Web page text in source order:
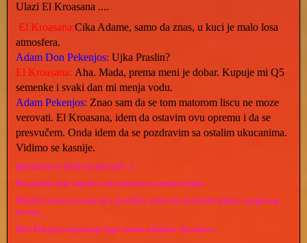
Ulazi El Kroasana ....
El Kroasana:Cika Adame, samo da znas, u kuci je malo losa
atmosfera.
Adam Don Pekenjos: Ujka Praslin?
El Kroasana: Aha. Mada, prema meni je dobar. Kupuje mi Q5
semenke i svaki dan mi menja vodu.
Adam Pekenjos: Znao sam da se tom matorom liscu ne moze
verovati. El Kroasana, idem da ostavim ovu opremu i da se
presvučem. Onda idem da se pozdravim sa ostalim ukucanima.
Vidimo se kasnije.
(gledacete u sledecoj epizodi...)
Rosalinda nije zapravo ona kojom se predstavljala....
Mladi Casanova tuzan je r je toliko zeleo da ona bude ljubav njegovog
zivota....
Don Pekinjos upoznaje lepe strane sobarice Jaroslave....